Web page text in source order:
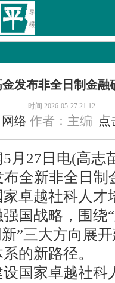
教育
发布非全日制金融
时间:2026-05-27 21:12
网络 作者：主编 点
27日电(高志
全新非全日制
卓越社科人才
国战略，围绕
”三大方向展
的新路径。
家卓越社科